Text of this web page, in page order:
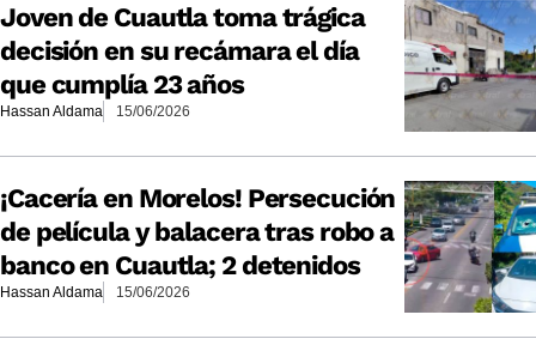
Joven de Cuautla toma trágica
decisión en su recámara el día
que cumplía 23 años
Hassan Aldama 15/06/2026
¡Cacería en Morelos! Persecución
de película y balacera tras robo a
banco en Cuautla; 2 detenidos
Hassan Aldama 15/06/2026